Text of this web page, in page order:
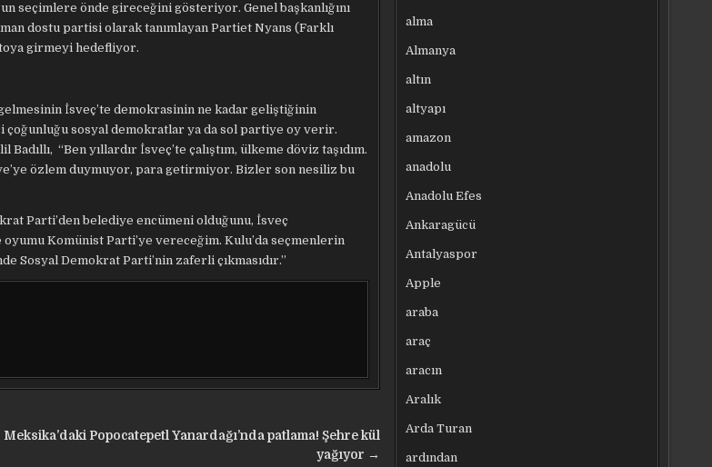
seçimlere önde gireceğini gösteriyor. Genel başkanlığını
dostu partisi olarak tanımlayan Partiet Nyans (Farklı
girmeyi hedefliyor.
İsveç’te demokrasinin ne kadar geliştiğinin
çoğunluğu sosyal demokratlar ya da sol partiye oy verir.
“Ben yıllardır İsveç’te çalıştım, ülkeme döviz taşıdım.
özlem duymuyor, para getirmiyor. Bizler son nesiliz bu
Parti’den belediye encümeni olduğunu, İsveç
Komünist Parti’ye vereceğim. Kulu’da seçmenlerin
Sosyal Demokrat Parti’nin zaferli çıkmasıdır.”
Meksika’daki Popocatepetl Yanardağı’nda patlama! Şehre kül
yağıyor →
alma
Almanya
altın
altyapı
amazon
anadolu
Anadolu Efes
Ankaragücü
Antalyaspor
Apple
araba
araç
aracın
Aralık
Arda Turan
ardından